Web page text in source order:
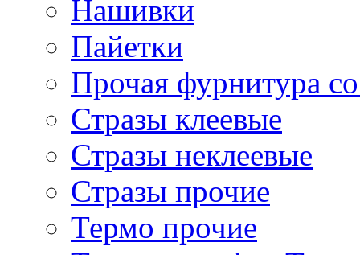
Нашивки
Пайетки
Прочая фурнитура
Стразы клеевые
Стразы неклеевые
Стразы прочие
Термо прочие